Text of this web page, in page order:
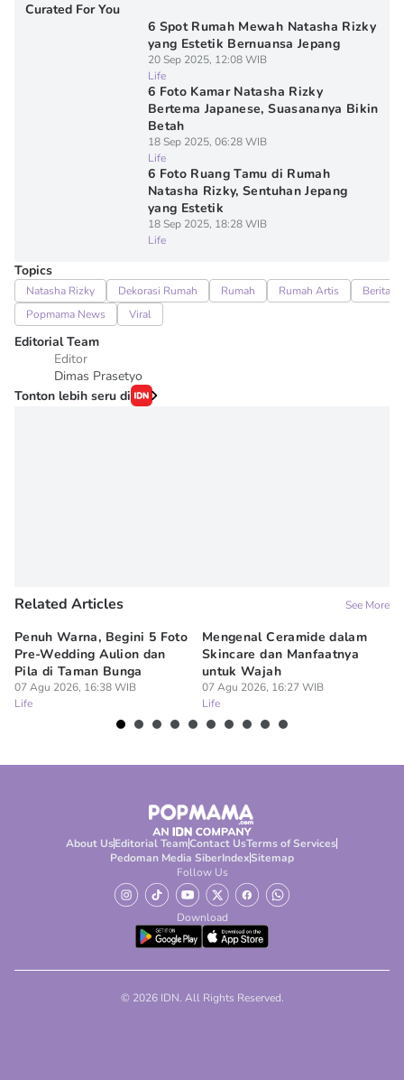
Curated For You
6 Spot Rumah Mewah Natasha Rizky
yang Estetik Bernuansa Jepang
20 Sep 2025, 12:08 WIB
Life
6 Foto Kamar Natasha Rizky
Bertema Japanese, Suasananya Bikin
Betah
18 Sep 2025, 06:28 WIB
Life
6 Foto Ruang Tamu di Rumah
Natasha Rizky, Sentuhan Jepang
yang Estetik
18 Sep 2025, 18:28 WIB
Life
Topics
Natasha Rizky Dekorasi Rumah Rumah Rumah Artis
Berita
Popmama News
Viral
Editorial Team
Editor
Dimas Prasetyo
Tonton lebih seru di
Related Articles See More
Penuh Warna, Begini 5 Foto
Pre-Wedding Aulion dan
Pila di Taman Bunga
07 Agu 2026, 16:38 WIB
Life
Mengenal Ceramide dalam
Skincare dan Manfaatnya
untuk Wajah
07 Agu 2026, 16:27 WIB
Life
About UsEditorial TeamContact UsTerms of Services
Pedoman Media SiberIndexSitemap
Follow Us
Download
© 2026 IDN. All Rights Reserved.